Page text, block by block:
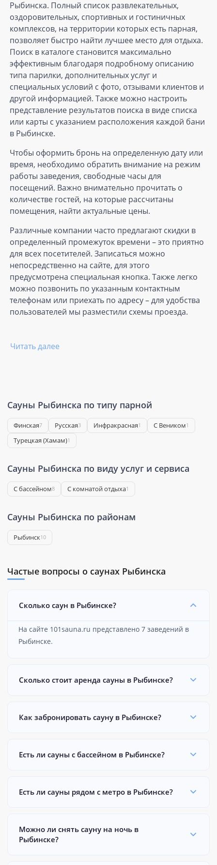
Рыбинска. Полный список развлекательных,
оздоровительных, спортивных и гостиничных
комплексов, на территории которых есть парная,
позволяет быстро найти лучшее место для отдыха.
Поиск в каталоге становится максимально
эффективным благодаря подробному описанию
типа парилки, дополнительных услуг и
специальных условий с фото, отзывами клиентов и
другой информацией. Также можно настроить
представление результатов поиска в виде списка
или карты с указанием расположения каждой бани
в Рыбинске.
Чтобы оформить бронь на определенную дату или
время, необходимо обратить внимание на режим
работы заведения, свободные часы для
посещений. Важно внимательно прочитать о
количестве гостей, на которые рассчитаны
помещения, найти актуальные цены.
Различные компании часто предлагают скидки в
определенный промежуток времени – это приятно
для всех посетителей. Записаться можно
непосредственно на сайте, для этого
предусмотрена специальная кнопка. Также легко
можно позвонить по указанным контактным
телефонам или приехать по адресу – для удобства
пользователей мы разместили схемы проезда.
Читать далее
Сауны Рыбинска по типу парной
Финская7 Русская3 Инфракрасная1 С Веником1
Турецкая (Хамам)1
Сауны Рыбинска по виду услуг и сервиса
С бассейном8 С комнатой отдыха1
Сауны Рыбинска по районам
Рыбинск10
Частые вопросы о саунах Рыбинска
Сколько саун в Рыбинске?
На сайте 101sauna.ru представлено 7 заведений в
Рыбинске.
Сколько стоит аренда сауны в Рыбинске?
Как забронировать сауну в Рыбинске?
Есть ли сауны с бассейном в Рыбинске?
Есть ли сауны рядом с метро в Рыбинске?
Можно ли снять сауну на ночь в
Рыбинске?